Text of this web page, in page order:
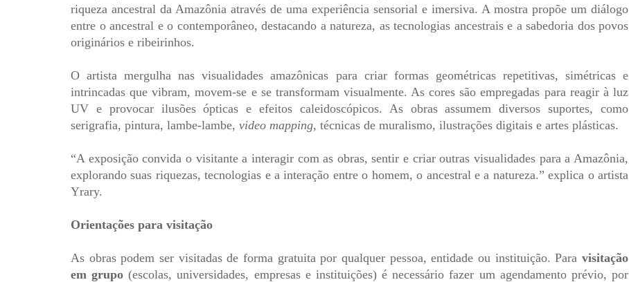
riqueza ancestral da Amazônia através de uma experiência sensorial e imersiva. A mostra propõe um diálogo
entre o ancestral e o contemporâneo, destacando a natureza, as tecnologias ancestrais e a sabedoria dos povos
originários e ribeirinhos.
O artista mergulha nas visualidades amazônicas para criar formas geométricas repetitivas, simétricas e
intrincadas que vibram, movem-se e se transformam visualmente. As cores são empregadas para reagir à luz
UV e provocar ilusões ópticas e efeitos caleidoscópicos. As obras assumem diversos suportes, como
serigrafia, pintura, lambe-lambe, video mapping, técnicas de muralismo, ilustrações digitais e artes plásticas.
“A exposição convida o visitante a interagir com as obras, sentir e criar outras visualidades para a Amazônia,
explorando suas riquezas, tecnologias e a interação entre o homem, o ancestral e a natureza.” explica o artista
Yrary.
Orientações para visitação
As obras podem ser visitadas de forma gratuita por qualquer pessoa, entidade ou instituição. Para visitação
em grupo (escolas, universidades, empresas e instituições) é necessário fazer um agendamento prévio, por